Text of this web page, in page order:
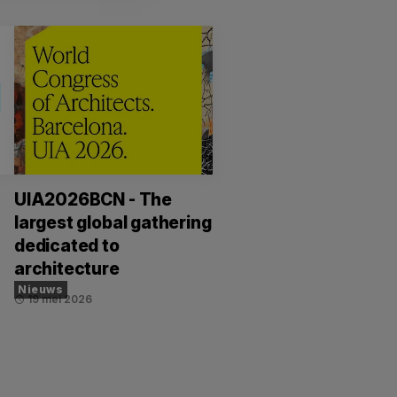
UIA2026BCN - The
largest global gathering
dedicated to
architecture
Nieuws
schedule19 mei 2026